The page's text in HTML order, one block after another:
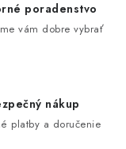
poradenstvo
vám dobre vybrať
nákup
platby a doručenie